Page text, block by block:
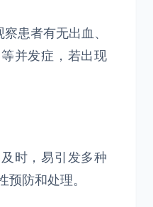
患者有无出血、
并发症，若出现
时，易引发多种
预防和处理。